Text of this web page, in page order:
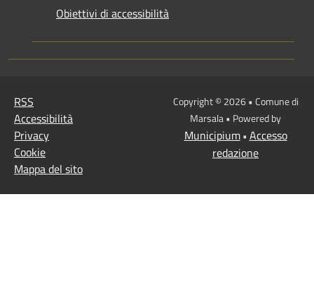
Obiettivi di accessibilità
RSS
Accessibilità
Privacy
Cookie
Mappa del sito
Copyright © 2026 • Comune di
Marsala • Powered by
Municipium• Accesso
redazione